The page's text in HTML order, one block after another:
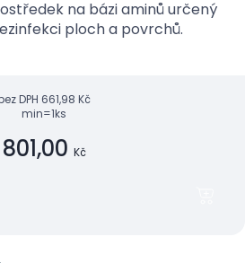
na bázi aminů určený
ploch a povrchů.
DPH 661,98 Kč
min=1ks
801,00 Kč